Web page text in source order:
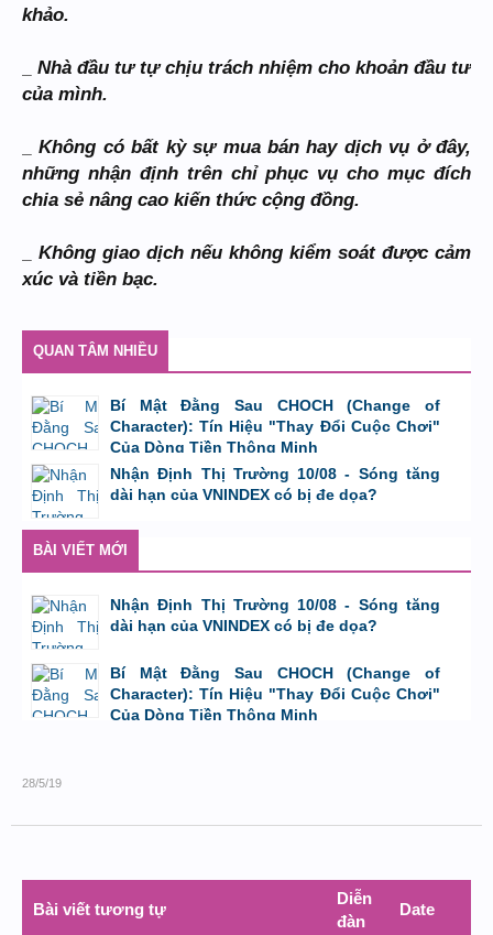
khảo.
_ Nhà đầu tư tự chịu trách nhiệm cho khoản đầu tư
của mình.
_ Không có bất kỳ sự mua bán hay dịch vụ ở đây,
những nhận định trên chỉ phục vụ cho mục đích
chia sẻ nâng cao kiến thức cộng đồng.
_ Không giao dịch nếu không kiểm soát được cảm
xúc và tiền bạc.
QUAN TÂM NHIỀU
Bí Mật Đằng Sau CHOCH (Change of
Character): Tín Hiệu "Thay Đổi Cuộc Chơi"
Của Dòng Tiền Thông Minh
bởi Tuấn Thành,8/8/26 lúc 11:11
Nhận Định Thị Trường 10/08 - Sóng tăng
dài hạn của VNINDEX có bị đe dọa?
BÀI VIẾT MỚI
Nhận Định Thị Trường 10/08 - Sóng tăng
dài hạn của VNINDEX có bị đe dọa?
bởi Tuấn Thành, 9/8/26 lúc 23:08
Bí Mật Đằng Sau CHOCH (Change of
Character): Tín Hiệu "Thay Đổi Cuộc Chơi"
Của Dòng Tiền Thông Minh
28/5/19
Bài viết tương tự
Diễn
đàn
Date